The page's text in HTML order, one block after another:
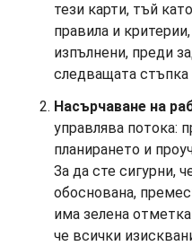
тези карти, тъй
правила и
изпълнени, преди
следващата стъпка
Насърчаване на
управлява потока:
планирането и
За да сте сигурни,
обоснована,
има зелена отметка
че всички